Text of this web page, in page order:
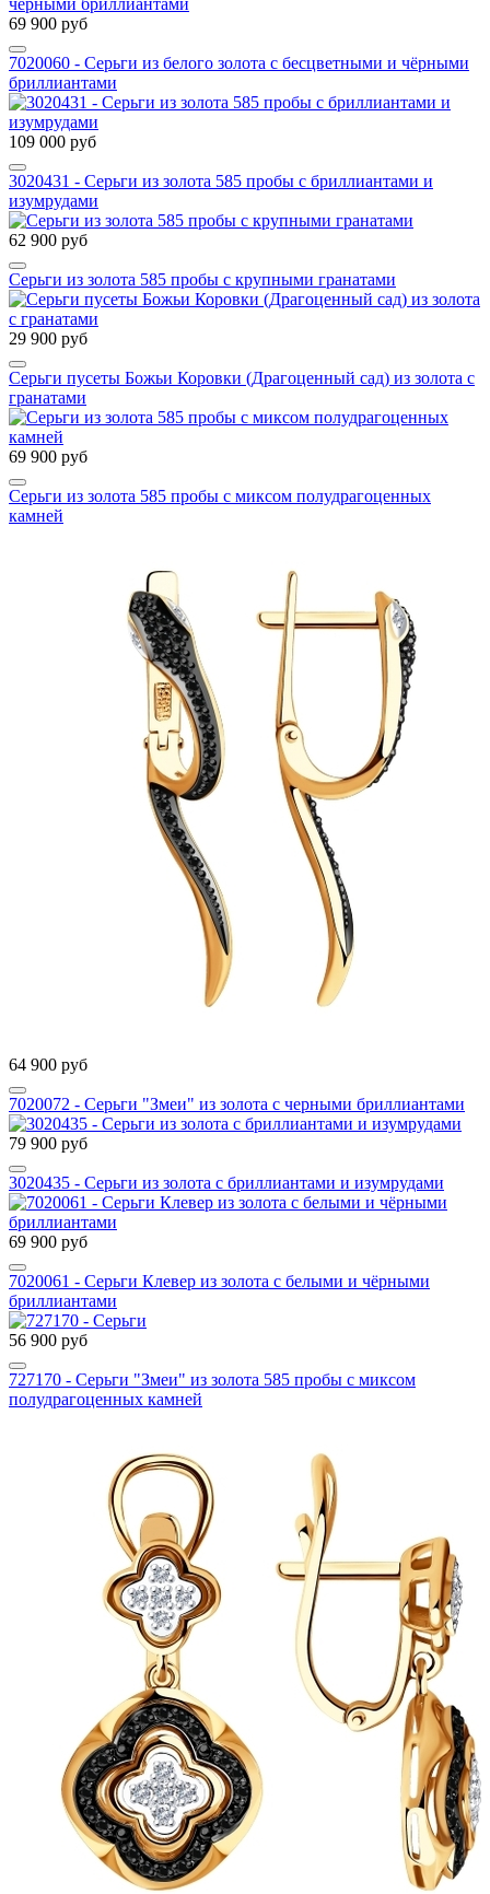
69 900 руб
7020060 - Серьги из белого золота с бесцветными и чёрными
бриллиантами
109 000 руб
3020431 - Серьги из золота 585 пробы с бриллиантами и
изумрудами
62 900 руб
Серьги из золота 585 пробы с крупными гранатами
29 900 руб
Серьги пусеты Божьи Коровки (Драгоценный сад) из золота с
гранатами
69 900 руб
Серьги из золота 585 пробы с миксом полудрагоценных
камней
64 900 руб
7020072 - Серьги "Змеи" из золота с черными бриллиантами
79 900 руб
3020435 - Серьги из золота с бриллиантами и изумрудами
69 900 руб
7020061 - Серьги Клевер из золота с белыми и чёрными
бриллиантами
56 900 руб
727170 - Серьги "Змеи" из золота 585 пробы с миксом
полудрагоценных камней